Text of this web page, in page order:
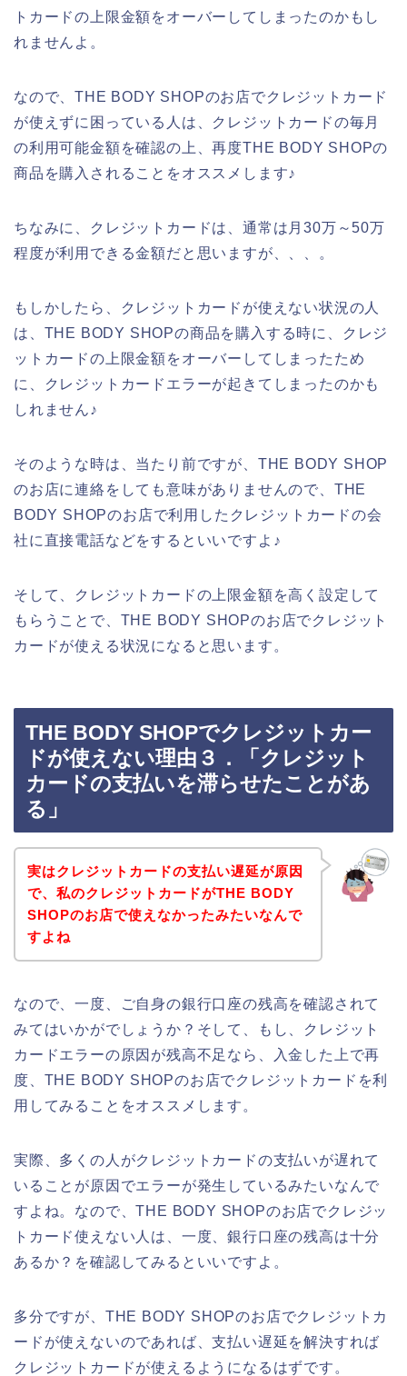
トカードの上限金額をオーバーしてしまったのかもし
れませんよ。
なので、THE BODY SHOPのお店でクレジットカード
が使えずに困っている人は、クレジットカードの毎月
の利用可能金額を確認の上、再度THE BODY SHOPの
商品を購入されることをオススメします♪
ちなみに、クレジットカードは、通常は月30万～50万
程度が利用できる金額だと思いますが、、、。
もしかしたら、クレジットカードが使えない状況の人
は、THE BODY SHOPの商品を購入する時に、クレジ
ットカードの上限金額をオーバーしてしまったため
に、クレジットカードエラーが起きてしまったのかも
しれません♪
そのような時は、当たり前ですが、THE BODY SHOP
のお店に連絡をしても意味がありませんので、THE
BODY SHOPのお店で利用したクレジットカードの会
社に直接電話などをするといいですよ♪
そして、クレジットカードの上限金額を高く設定して
もらうことで、THE BODY SHOPのお店でクレジット
カードが使える状況になると思います。
THE BODY SHOPでクレジットカー
ドが使えない理由３．「クレジット
カードの支払いを滞らせたことがあ
る」
実はクレジットカードの支払い遅延が原因
で、私のクレジットカードがTHE BODY
SHOPのお店で使えなかったみたいなんで
すよね
なので、一度、ご自身の銀行口座の残高を確認されて
みてはいかがでしょうか？そして、もし、クレジット
カードエラーの原因が残高不足なら、入金した上で再
度、THE BODY SHOPのお店でクレジットカードを利
用してみることをオススメします。
実際、多くの人がクレジットカードの支払いが遅れて
いることが原因でエラーが発生しているみたいなんで
すよね。なので、THE BODY SHOPのお店でクレジッ
トカード使えない人は、一度、銀行口座の残高は十分
あるか？を確認してみるといいですよ。
多分ですが、THE BODY SHOPのお店でクレジットカ
ードが使えないのであれば、支払い遅延を解決すれば
クレジットカードが使えるようになるはずです。